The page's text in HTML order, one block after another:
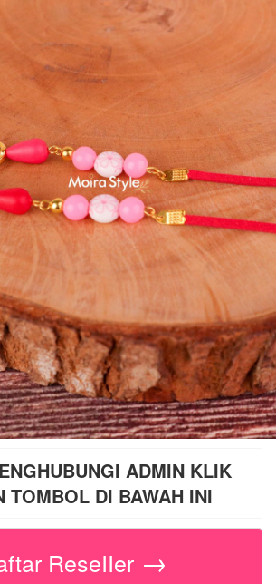
ADMIN KLIK
TOMBOL DI BAWAH INI
ReseIIer →